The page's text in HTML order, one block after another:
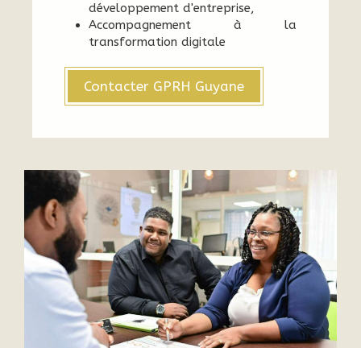
développement d'entreprise,
Accompagnement à la
transformation digitale
Contacter GPRH Guyane